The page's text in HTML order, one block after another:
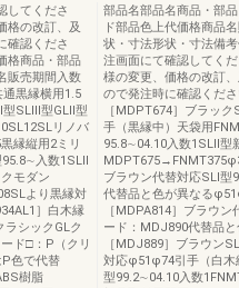
してくださ
格の改訂、及
確認くださ
格商品・部品
販売期間入数
黒縁横用1.5
型SLⅢ型GLⅡ型
リノバ
縁縦用2ミリ
入数1SLⅡ
モダン
より黒縁対
］白木縁
シックGLク
ド□：P（クリ
P色で代替
樹脂
部品名部品名商品・部
ド部品色上代価格商品
状・寸法形状・寸法備
注画面にて確認してく
様の変更、価格の改訂
ので発注時に確認くだ
［MDPT674］ブラッ
手（黒縁中）天袋用
95.8∼04.10入数1SLⅡ型
ブラウン代替対応SLⅠ
代替品と色が異なる
［MDPA814］ブラウ
ード：MDJ890代替品と
［MDJ889］ブラウン
対応φ51φ74引手（白木
型99.2∼04.10入数